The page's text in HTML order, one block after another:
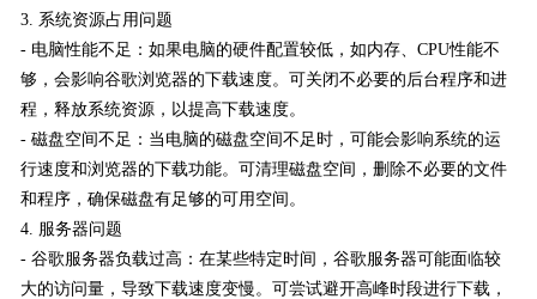
3. 系统资源占用问题
- 电脑性能不足：如果电脑的硬件配置较低，如内存、CPU性能不
够，会影响谷歌浏览器的下载速度。可关闭不必要的后台程序和进
程，释放系统资源，以提高下载速度。
- 磁盘空间不足：当电脑的磁盘空间不足时，可能会影响系统的运
行速度和浏览器的下载功能。可清理磁盘空间，删除不必要的文件
和程序，确保磁盘有足够的可用空间。
4. 服务器问题
- 谷歌服务器负载过高：在某些特定时间，谷歌服务器可能面临较
大的访问量，导致下载速度变慢。可尝试避开高峰时段进行下载，